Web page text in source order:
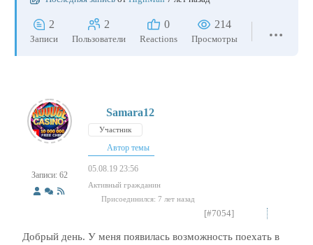
2
Записи
2
Пользователи
0
Reactions
214
Просмотры
Записи: 62
Samara12
Участник
Автор темы
05.08.19 23:56
Активный гражданин
Присоединился: 7 лет назад
[#7054]
Добрый день. У меня появилась возможность поехать в